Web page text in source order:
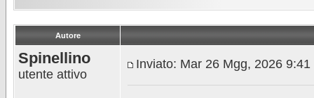
Autore
Spinellino
utente attivo
Inviato: Mar 26 Mgg, 2026 9:41